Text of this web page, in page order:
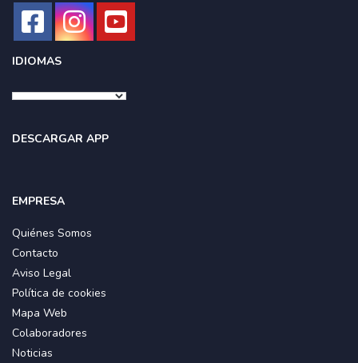
IDIOMAS
DESCARGAR APP
EMPRESA
Quiénes Somos
Contacto
Aviso Legal
Política de cookies
Mapa Web
Colaboradores
Noticias